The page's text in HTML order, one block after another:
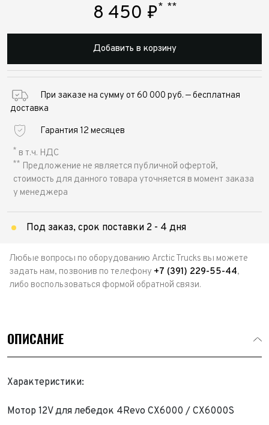
8 450 ₽* **
Добавить в корзину
При заказе на сумму от 60 000 руб. — бесплатная
доставка
Гарантия 12 месяцев
* в т.ч. НДС
** Предложение не является публичной офертой,
стоимость для данного товара уточняется в момент заказа
у менеджера
Под заказ, срок поставки 2 - 4 дня
Любые вопросы по оборудованию Arctic Trucks вы можете
задать нам, позвонив по телефону +7 (391) 229-55-44,
либо воспользоваться формой обратной связи.
ОПИСАНИЕ
Характеристики:
Мотор 12V для лебедок 4Revo CX6000 / CX6000S